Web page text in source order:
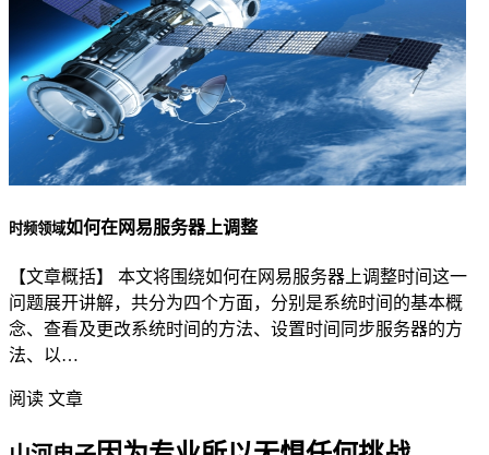
时频领域如何在网易服务器上调整
【文章概括】 本文将围绕如何在网易服务器上调整时间这一
问题展开讲解，共分为四个方面，分别是系统时间的基本概
念、查看及更改系统时间的方法、设置时间同步服务器的方
法、以…
阅读 文章